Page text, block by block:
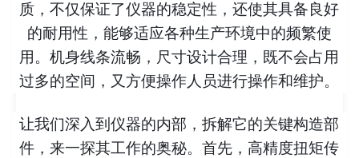
质，不仅保证了仪器的稳定性，还使其具备良好
的耐用性，能够适应各种生产环境中的频繁使
用。机身线条流畅，尺寸设计合理，既不会占用
过多的空间，又方便操作人员进行操作和维护。
让我们深入到仪器的内部，拆解它的关键构造部
件，来一探其工作的奥秘。首先，高精度扭矩传